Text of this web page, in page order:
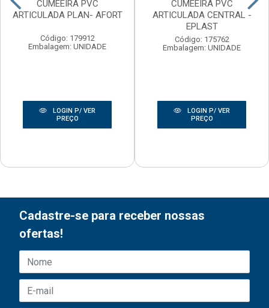
CUMEEIRA PVC
ARTICULADA PLAN- AFORT
Código: 179912
Embalagem: UNIDADE
LOGIN P/ VER
PREÇO
CUMEEIRA PVC
ARTICULADA CENTRAL -
EPLAST
Código: 175762
Embalagem: UNIDADE
LOGIN P/ VER
PREÇO
Cadastre-se para receber nossas
ofertas!